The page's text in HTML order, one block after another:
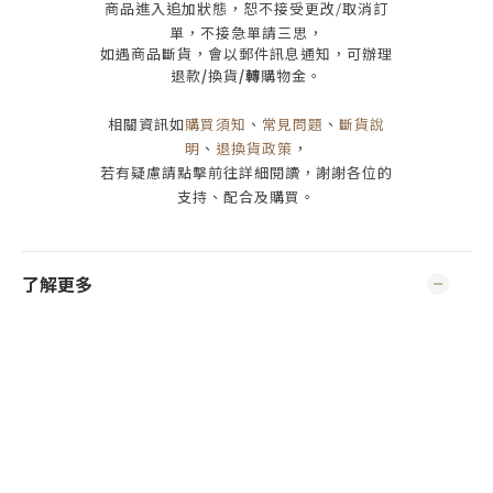
商品進入追加狀態，恕不接受更改/取消訂
單， 不接急單請三思 ，
如遇商品斷貨，會以郵件訊息通知，可辦理
退款/換貨/轉購物金。
相關資訊如購買須知 、 常見問題 、 斷貨說
明 、 退換貨政策 ，
若有疑慮請點擊前往詳細閱讀，謝謝各位的
支持、配合及購買 。
了解更多